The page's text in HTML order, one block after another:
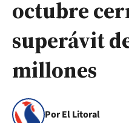
octubre
superávit
millones
Por El Litoral